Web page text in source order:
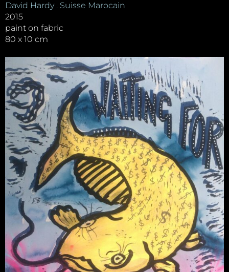
David Hardy . Suisse Marocain
2015
paint on fabric
80 x 10 cm